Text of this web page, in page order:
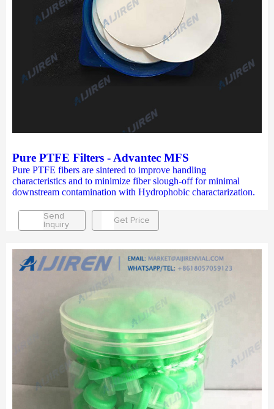
Pure PTFE Filters - Advantec MFS
Pure PTFE fibers are sintered to improve handling
characteristics and to minimize fiber slough-off for minimal
downstream contamination with Hydrophobic charactarization.
Send
Inquiry
Get Price